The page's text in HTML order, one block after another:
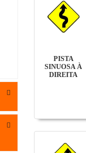
PISTA
SINUOSA À
DIREITA